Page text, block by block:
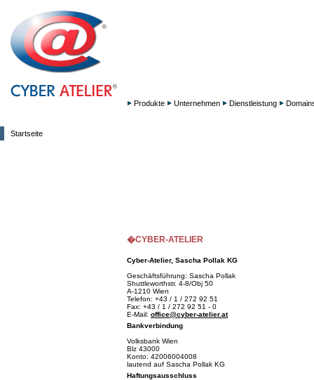
Startseite
Produkte Unternehmen Dienstleistung
�CYBER-ATELIER
Cyber-Atelier, Sascha Pollak KG
Geschäftsführung: Sascha Pollak
Shuttleworthstr. 4-8/Obj 50
A-1210 Wien
Telefon: +43 / 1 / 272 92 51
Fax: +43 / 1 / 272 92 51 - 0
E-Mail: office@cyber-atelier.at
Bankverbindung
Volksbank Wien
Blz 43000
Konto: 42006004008
lautend auf Sascha Pollak KG
Haftungsausschluss